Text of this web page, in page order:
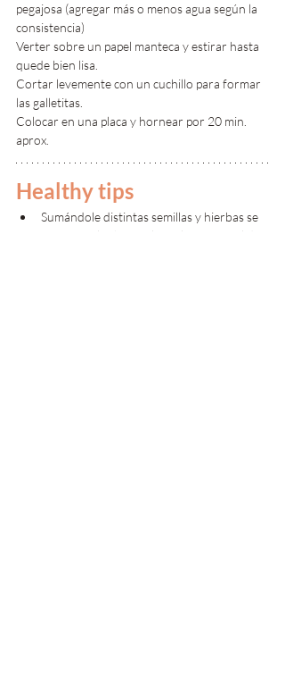
pegajosa (agregar más o menos agua según la
consistencia)
Verter sobre un papel manteca y estirar hasta
quede bien lisa.
Cortar levemente con un cuchillo para formar
las galletitas.
Colocar en una placa y hornear por 20 min.
aprox.
Healthy tips
Sumándole distintas semillas y hierbas se
aumenta el sabor y el perfil nutricional de